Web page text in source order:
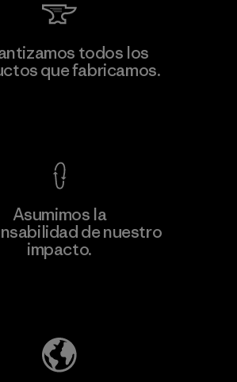
Garment Co., Ltd
todos los
que fabricamos.
Asumimos la
de nuestro
impacto.